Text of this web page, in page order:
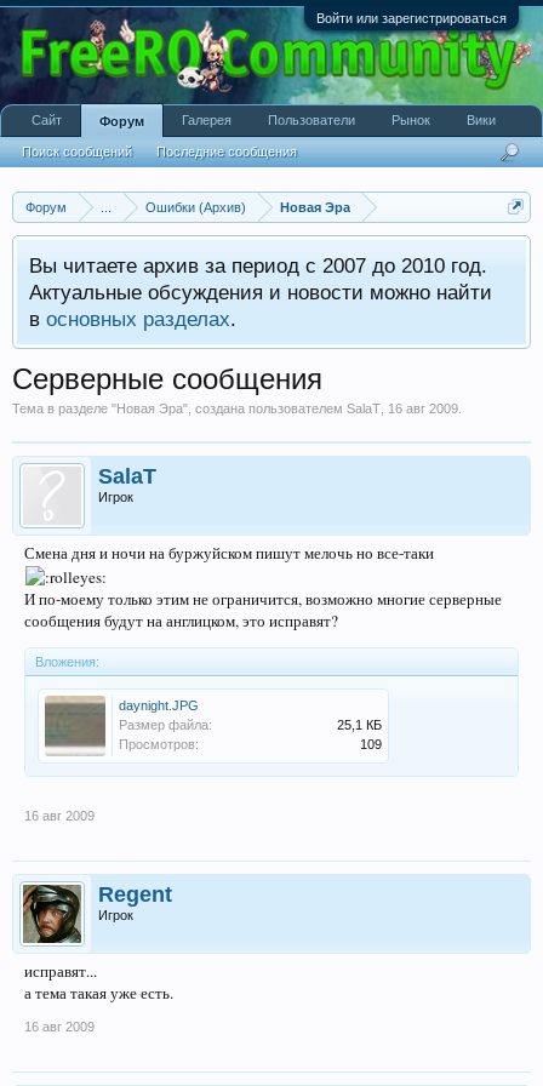
Войти или зарегистрироваться
Форум Ошибки (Архив) Новая Эра
Вы читаете архив за период с 2007 до 2010 год.
Актуальные обсуждения и новости можно найти
в основных разделах.
Серверные сообщения
Тема в разделе "Новая Эра", создана пользователем SalaT 16 авг 2009
SalaT
Игрок
Смена дня и ночи на буржуйском пишут мелочь но все-таки
И по-моему только этим не ограничится, возможно многие серверные
сообщения будут на англицком, это исправят?
Вложения:
daynight.JPG
Размер файла:
25,1 КБ
Просмотров:
109
16 авг 2009
Regent
Игрок
исправят...
а тема такая уже есть.
16 авг 2009
Сайт Форум
Поиск сообщений Последние сообщения
Галерея Пользователи Рынок Вики